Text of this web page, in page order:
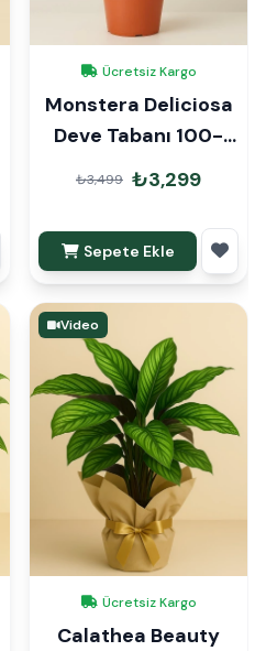
Ücretsiz Kargo
Monstera Deliciosa
Deve Tabanı 100-
120cm
₺3,499 ₺3,299
Sepete Ekle
Video
Ücretsiz Kargo
Calathea Beauty